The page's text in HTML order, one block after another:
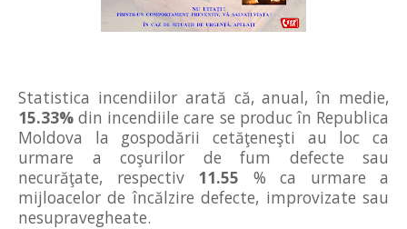
Statistica incendiilor arată că, anual, în medie,
15.33% din incendiile care se produc în Republica
Moldova la gospodării cetăţeneşti au loc ca
urmare a coşurilor de fum defecte sau
necurăţate, respectiv 11.55 % ca urmare a
mijloacelor de încălzire defecte, improvizate sau
nesupravegheate.